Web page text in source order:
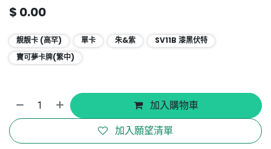
$ 0.00
靚靚卡 (高罕) 單卡 朱&紫
SV11B 漆黑伏特
寶可夢卡牌(繁中)
加入購物車
加入願望清單